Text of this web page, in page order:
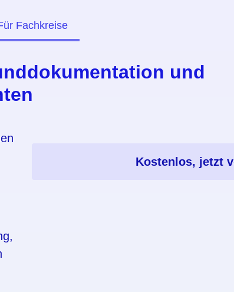
Fachkreise
und
Kostenlos, jetzt